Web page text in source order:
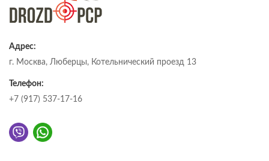
Адрес:
г. Москва, Люберцы, Котельнический проезд 13
Телефон:
+7 (917) 537-17-16